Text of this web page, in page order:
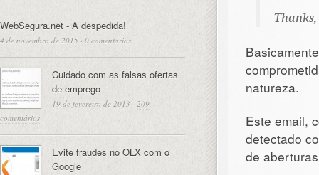
Thanks,
natureza.
Este email,
detectado
de
WebSegura.net - A despedida!
4 de novembro de 2015 · 0 comentários
Cuidado com as falsas ofertas
de emprego
19 de fevereiro de 2013 · 209
comentários
Evite fraudes no OLX com o
Google